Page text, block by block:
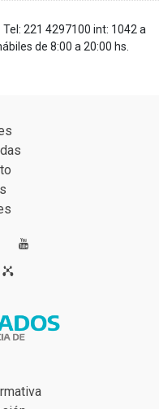
Tel: 221 4297100 int: 1042 a
de 8:00 a 20:00 hs.

